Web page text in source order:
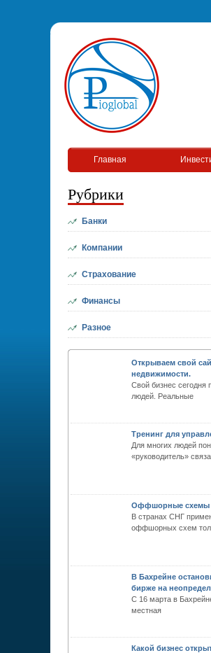
Главная
Рубрики
Банки
Компании
Страхование
Финансы
Разное
Открываем свой
недвижимости.
Свой бизнес сегодня
людей. Реальные
Тренинг для
Для многих людей
«руководитель»
Оффшорные схемы
В странах СНГ
оффшорных схем
В Бахрейне
бирже на
С 16 марта в
местная
Какой бизнес